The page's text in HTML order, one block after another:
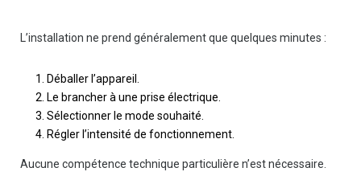
L’installation ne prend généralement que quelques minutes :
Déballer l’appareil.
Le brancher à une prise électrique.
Sélectionner le mode souhaité.
Régler l’intensité de fonctionnement.
Aucune compétence technique particulière n’est nécessaire.